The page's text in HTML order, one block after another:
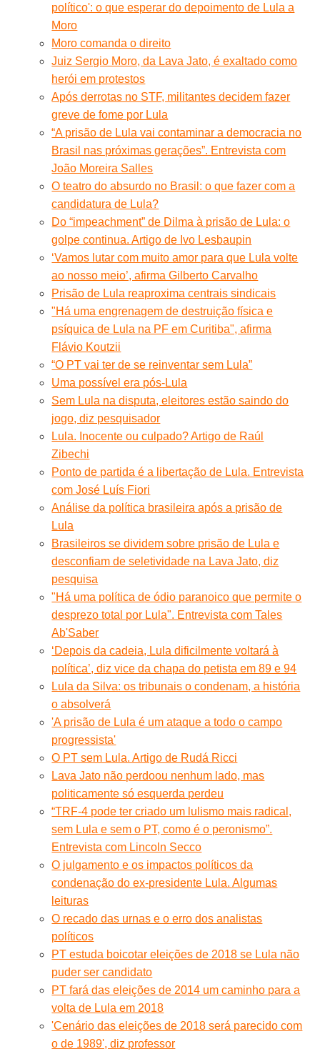
político': o que esperar do depoimento de Lula a
Moro
Moro comanda o direito
Juiz Sergio Moro, da Lava Jato, é exaltado como
herói em protestos
Após derrotas no STF, militantes decidem fazer
greve de fome por Lula
“A prisão de Lula vai contaminar a democracia no
Brasil nas próximas gerações”. Entrevista com
João Moreira Salles
O teatro do absurdo no Brasil: o que fazer com a
candidatura de Lula?
Do “impeachment” de Dilma à prisão de Lula: o
golpe continua. Artigo de Ivo Lesbaupin
‘Vamos lutar com muito amor para que Lula volte
ao nosso meio’, afirma Gilberto Carvalho
Prisão de Lula reaproxima centrais sindicais
"Há uma engrenagem de destruição física e
psíquica de Lula na PF em Curitiba", afirma
Flávio Koutzii
“O PT vai ter de se reinventar sem Lula”
Uma possível era pós-Lula
Sem Lula na disputa, eleitores estão saindo do
jogo, diz pesquisador
Lula. Inocente ou culpado? Artigo de Raúl
Zibechi
Ponto de partida é a libertação de Lula. Entrevista
com José Luís Fiori
Análise da política brasileira após a prisão de
Lula
Brasileiros se dividem sobre prisão de Lula e
desconfiam de seletividade na Lava Jato, diz
pesquisa
"Há uma política de ódio paranoico que permite o
desprezo total por Lula". Entrevista com Tales
Ab'Saber
‘Depois da cadeia, Lula dificilmente voltará à
política’, diz vice da chapa do petista em 89 e 94
Lula da Silva: os tribunais o condenam, a história
o absolverá
'A prisão de Lula é um ataque a todo o campo
progressista'
O PT sem Lula. Artigo de Rudá Ricci
Lava Jato não perdoou nenhum lado, mas
politicamente só esquerda perdeu
“TRF-4 pode ter criado um lulismo mais radical,
sem Lula e sem o PT, como é o peronismo”.
Entrevista com Lincoln Secco
O julgamento e os impactos políticos da
condenação do ex-presidente Lula. Algumas
leituras
O recado das urnas e o erro dos analistas
políticos
PT estuda boicotar eleições de 2018 se Lula não
puder ser candidato
PT fará das eleições de 2014 um caminho para a
volta de Lula em 2018
'Cenário das eleições de 2018 será parecido com
o de 1989', diz professor